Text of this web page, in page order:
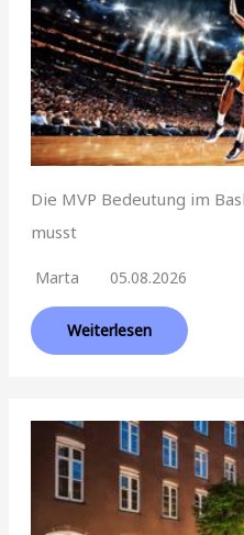
Die MVP Bedeutung im
musst
Marta 05.08.2026
Weiterlesen